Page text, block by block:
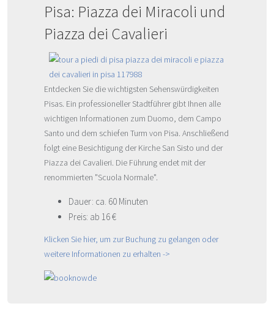
Pisa: Piazza dei Miracoli und
Piazza dei Cavalieri
Entdecken Sie die wichtigsten Sehenswürdigkeiten
Pisas. Ein professioneller Stadtführer gibt Ihnen alle
wichtigen Informationen zum Duomo, dem Campo
Santo und dem schiefen Turm von Pisa. Anschließend
folgt eine Besichtigung der Kirche San Sisto und der
Piazza dei Cavalieri. Die Führung endet mit der
renommierten "Scuola Normale".
Dauer: ca. 60 Minuten
Preis: ab 16 €
Klicken Sie hier, um zur Buchung zu gelangen oder
weitere Informationen zu erhalten ->